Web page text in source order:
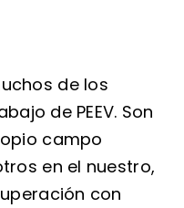
de los
de PEEV. Son
campo
en el nuestro,
con